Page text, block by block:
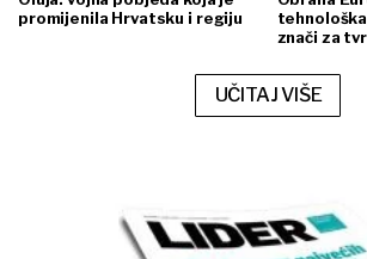
promijenila Hrvatsku i regiju
znači za
UČITAJ VIŠE